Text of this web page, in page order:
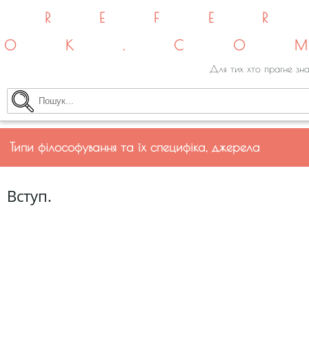
Для тих хто прагне
Типи філософування та їх специфіка, джерела
Вступ.